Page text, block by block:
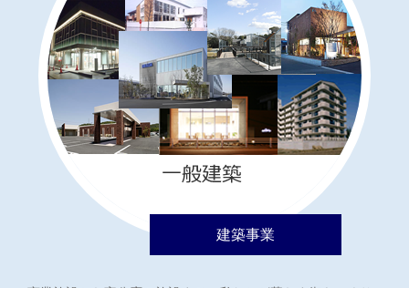
建築事業